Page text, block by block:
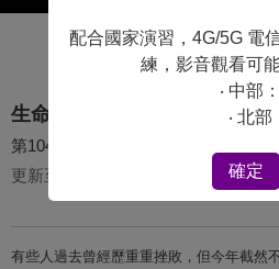
生命的贏家
第104集 祈求已蒙應允
更新至第 268 集
有些人過去曾經歷重重挫敗，但今年截然
配合國家演習，4G/5G 電
練，影音觀看可
‧ 中部：8/10
‧ 北部：8/13
確定